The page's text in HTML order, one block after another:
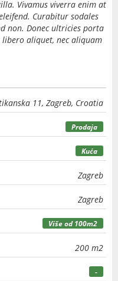
Vivamus viverra enim at
Curabitur sodales
non. Donec ultricies porta
libero aliquet, nec aliquam
11, Zagreb, Croatia
Prodaja
Kuća
Zagreb
Zagreb
Više od 100m2
200 m2
-